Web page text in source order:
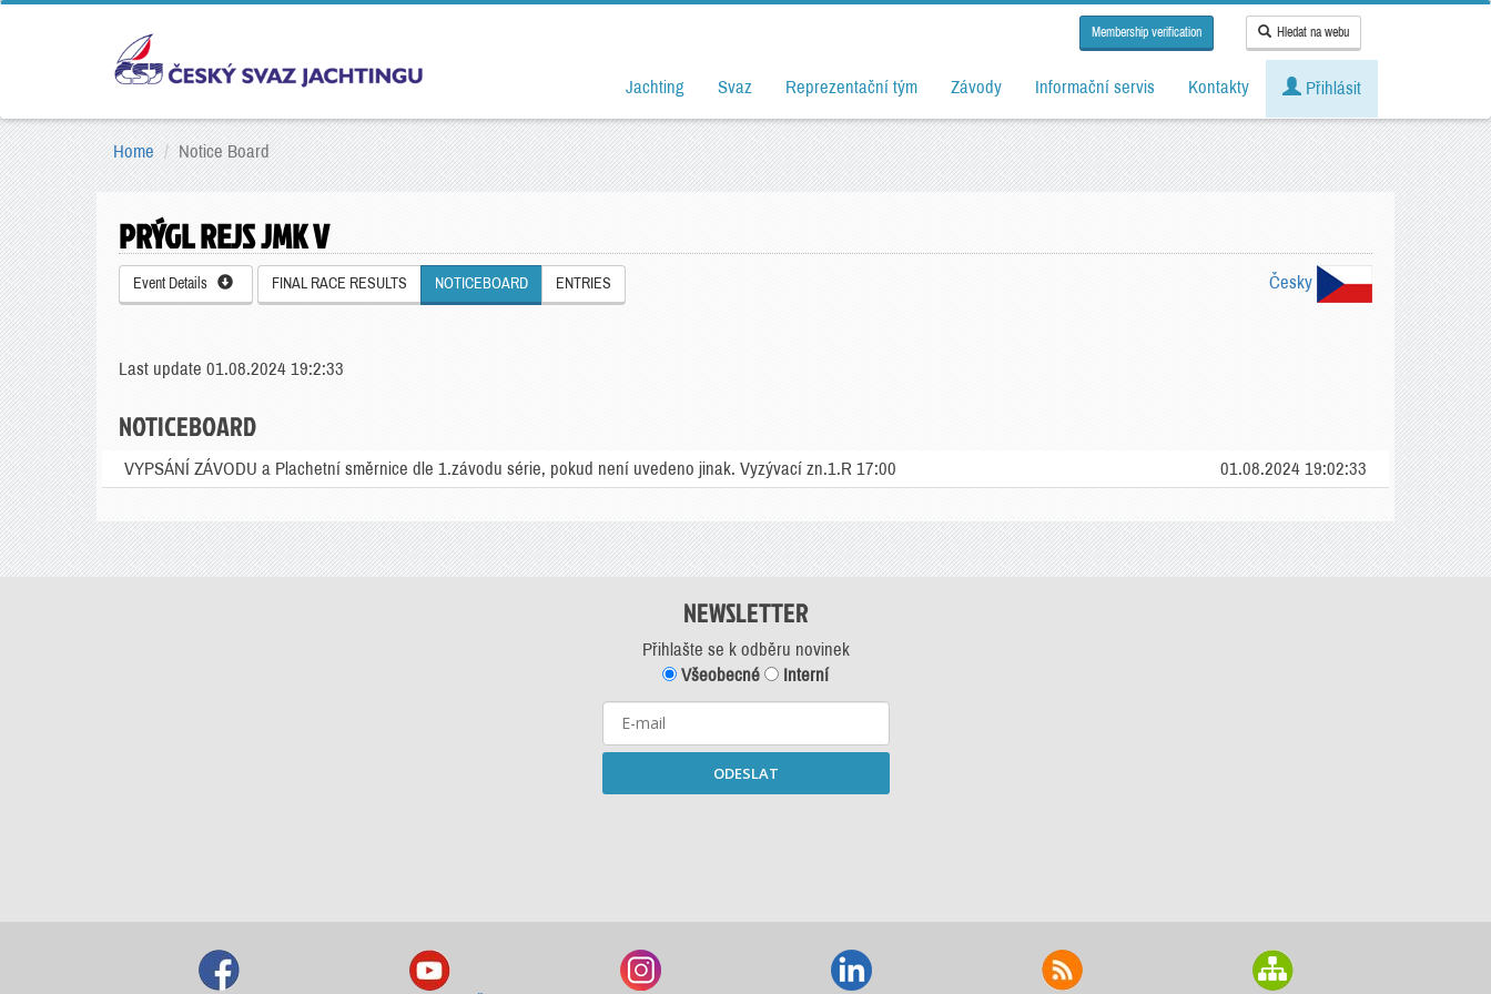
Membership verification Hledat na webu
Jachting Svaz Reprezentační tým Závody Informační servis Kontakty Přihlásit
Home Notice Board
PRÝGL REJS JMK V
Event Details FINAL RACE RESULTS NOTICEBOARD ENTRIES Česky
Last update 01.08.2024 19:2:33
NOTICEBOARD
VYPSÁNÍ ZÁVODU a Plachetní směrnice dle 1.závodu série, pokud není uvedeno jinak. Vyzývací zn.1.R 17:00 01.08.2024 19:02:33
NEWSLETTER
Přihlašte se k odběru novinek
Všeobecné
Interní
ODESLAT